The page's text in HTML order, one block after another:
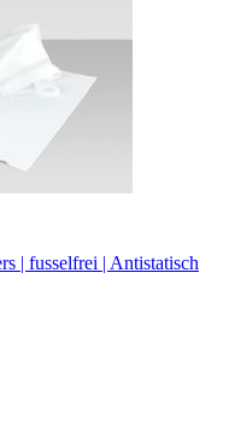
| fusselfrei | Antistatisch